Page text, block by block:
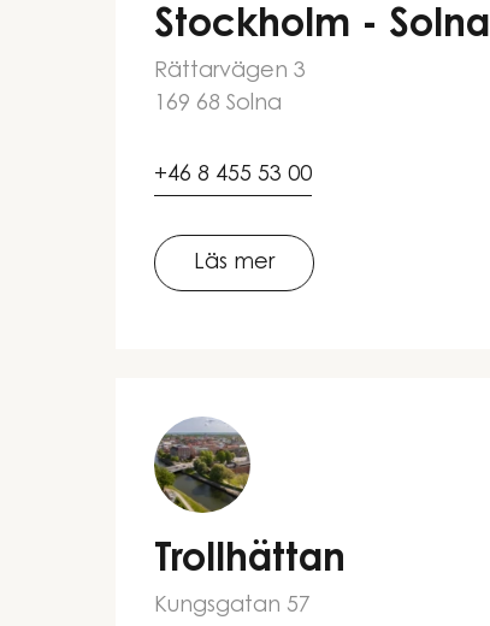
Stockholm - Solna
Rättarvägen 3
169 68 Solna
+46 8 455 53 00
Läs mer
Trollhättan
Kungsgatan 57